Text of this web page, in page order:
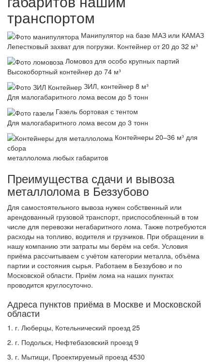
транспортом
Манипулятор на базе МАЗ или КАМАЗ
Лепестковый захват для погрузки. Контейнер от 20 до 32 м³
Ломовоз для особо крупных партий
Высокобортный контейнер до 74 м³
ЗИЛ, контейнер 8 м³
Для малогабаритного лома весом до 5 тонн
Газель бортовая с тентом
Для малогабаритного лома весом до 3 тонн
Контейнеры 20–36 м³ для
сбора
металлолома любых габаритов
Преимущества сдачи и вывоза
металлолома в Беззубово
Для самостоятельного вывоза нужен собственный или
арендованный грузовой транспорт, приспособленный в том
числе для перевозки негабаритного лома. Также потребуются
расходы на топливо, водителя и грузчиков. При обращении в
нашу компанию эти затраты мы берём на себя. Условия
приёма рассчитываем с учётом категории металла, объёма
партии и состояния сырья. Работаем в Беззубово и по
Московской области. Приём лома на наших пунктах
проводится круглосуточно.
Адреса пунктов приёма в Москве и Московской
области
1. г. Люберцы, Котельнический проезд 25
2. г. Подольск, Нефтебазовский проезд 9
3. г. Мытищи, Проектируемый проезд 4530